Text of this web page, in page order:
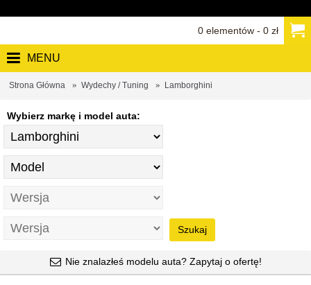
0 elementów - 0 zł
MENU
Strona Główna Wydechy / Tuning Lamborghini
Wybierz markę i model auta:
Szukaj
Nie znalazłeś modelu auta? Zapytaj o ofertę!